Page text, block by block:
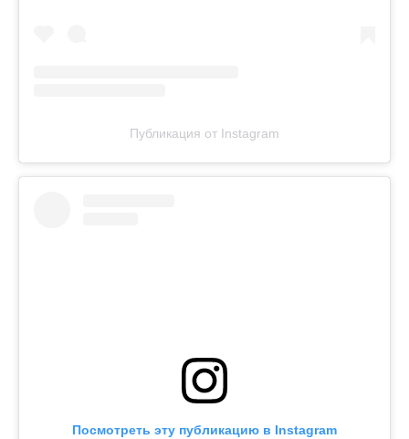
Публикация от Instagram
Посмотреть эту публикацию в Instagram